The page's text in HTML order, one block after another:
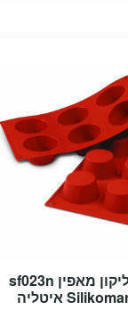
תבנית סיליקון מאפין sf023n